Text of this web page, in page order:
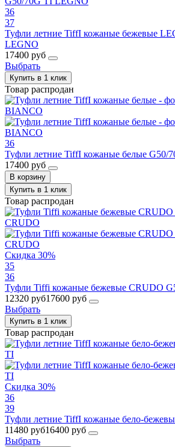
36
37
Туфли летние TiffI кожаные бежевые
LEGNO
17400 руб
Выбрать
Купить в 1 клик
Товар распродан
36
Туфли летние TiffI кожаные белые G50/
17400 руб
В корзину
Купить в 1 клик
Товар распродан
Скидка 30%
35
36
Туфли Tiffi кожаные бежевые CRUDO
12320 руб17600 руб
Выбрать
Купить в 1 клик
Товар распродан
Скидка 30%
36
39
Туфли летние TiffI кожаные бело-
11480 руб16400 руб
Выбрать